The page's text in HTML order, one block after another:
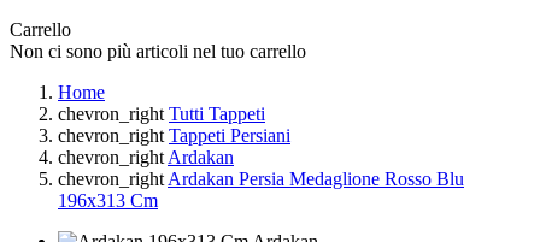
Carrello
Non ci sono più articoli nel tuo carrello
Home
chevron_right Tutti Tappeti
chevron_right Tappeti Persiani
chevron_right Ardakan
chevron_right Ardakan Persia Medaglione Rosso Blu
196x313 Cm